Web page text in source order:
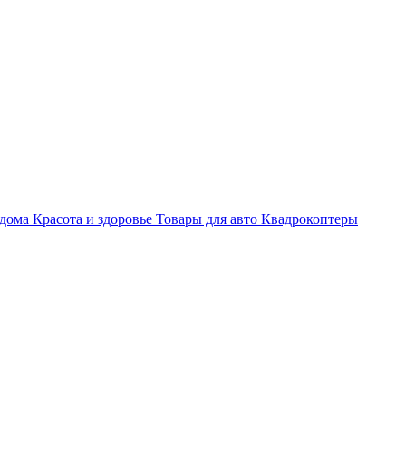
Красота и здоровье Товары для авто Квадрокоптеры